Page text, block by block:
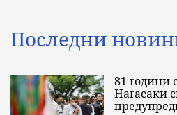
Последни
81 години
Нагасаки